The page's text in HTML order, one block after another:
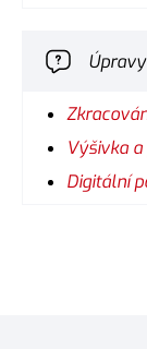
Výšivka
Digitální